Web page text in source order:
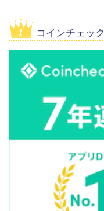
コインチェック